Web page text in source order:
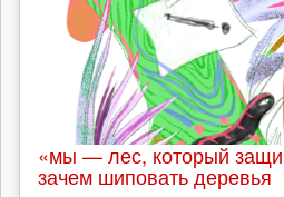
«мы — лес, который
зачем шиповать деревья